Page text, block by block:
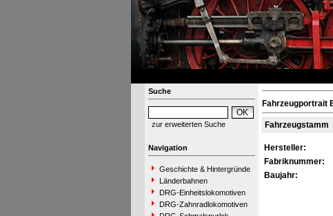
Suche
zur erweiterten Suche
Navigation
Geschichte & Hintergründe
Länderbahnen
DRG-Einheitslokomotiven
DRG-Zahnradlokomotiven
Fahrzeugportrait
Fahrzeugstamm
Hersteller:
Fabriknummer:
Baujahr: